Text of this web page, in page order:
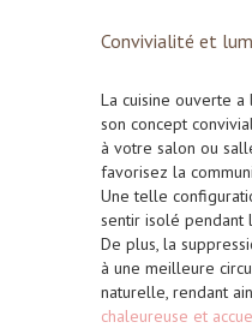
Convivialité et
La cuisine ouverte
son concept
à votre salon ou
favorisez la
Une telle
sentir isolé pendant
De plus, la
à une meilleure
naturelle, rendant
chaleureuse et